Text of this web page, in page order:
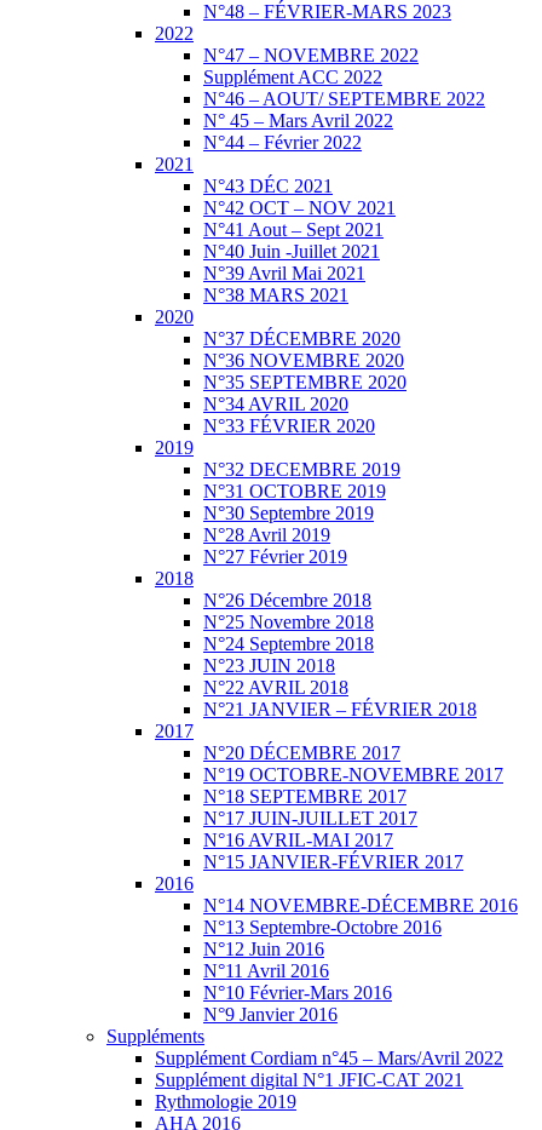
N°48 – FÉVRIER-MARS 2023
2022
N°47 – NOVEMBRE 2022
Supplément ACC 2022
N°46 – AOUT/ SEPTEMBRE 2022
N° 45 – Mars Avril 2022
N°44 – Février 2022
2021
N°43 DÉC 2021
N°42 OCT – NOV 2021
N°41 Aout – Sept 2021
N°40 Juin -Juillet 2021
N°39 Avril Mai 2021
N°38 MARS 2021
2020
N°37 DÉCEMBRE 2020
N°36 NOVEMBRE 2020
N°35 SEPTEMBRE 2020
N°34 AVRIL 2020
N°33 FÉVRIER 2020
2019
N°32 DECEMBRE 2019
N°31 OCTOBRE 2019
N°30 Septembre 2019
N°28 Avril 2019
N°27 Février 2019
2018
N°26 Décembre 2018
N°25 Novembre 2018
N°24 Septembre 2018
N°23 JUIN 2018
N°22 AVRIL 2018
N°21 JANVIER – FÉVRIER 2018
2017
N°20 DÉCEMBRE 2017
N°19 OCTOBRE-NOVEMBRE 2017
N°18 SEPTEMBRE 2017
N°17 JUIN-JUILLET 2017
N°16 AVRIL-MAI 2017
N°15 JANVIER-FÉVRIER 2017
2016
N°14 NOVEMBRE-DÉCEMBRE 2016
N°13 Septembre-Octobre 2016
N°12 Juin 2016
N°11 Avril 2016
N°10 Février-Mars 2016
N°9 Janvier 2016
Suppléments
Supplément Cordiam n°45 – Mars/Avril 2022
Supplément digital N°1 JFIC-CAT 2021
Rythmologie 2019
AHA 2016